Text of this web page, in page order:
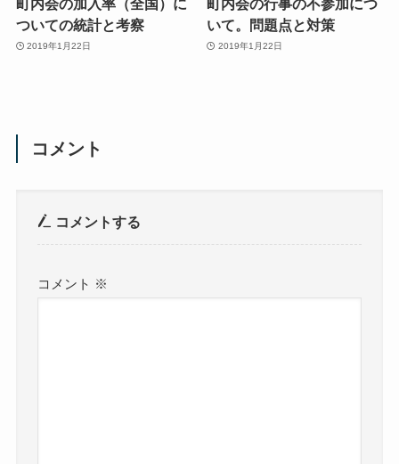
町内会の加入率（全国）に
ついての統計と考察
2019年1月22日
町内会の行事の不参加につ
いて。問題点と対策
2019年1月22日
コメント
コメントする
コメント ※